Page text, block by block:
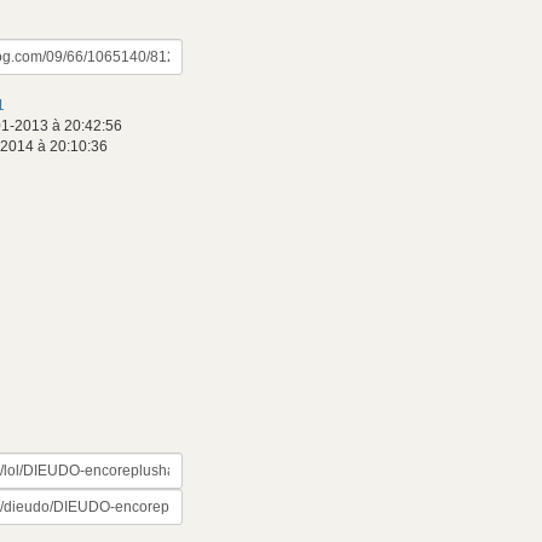
2013 à 20:42:56
à 20:10:36